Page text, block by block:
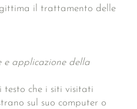
il trattamento delle
e applicazione della
testo che i siti visitati
sul suo computer o